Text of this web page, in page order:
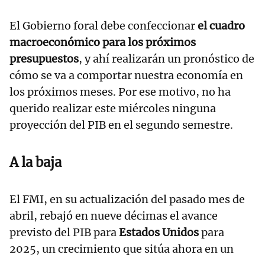
El Gobierno foral debe confeccionarel cuadro
macroeconómico para los próximos
presupuestos, y ahí realizarán un pronóstico de
cómo se va a comportar nuestra economía en
los próximos meses. Por ese motivo, no ha
querido realizar este miércoles ninguna
proyección del PIB en el segundo semestre.
A la baja
El FMI, en su actualización del pasado mes de
abril, rebajó en nueve décimas el avance
previsto del PIB paraEstados Unidospara
2025, un crecimiento que sitúa ahora en un